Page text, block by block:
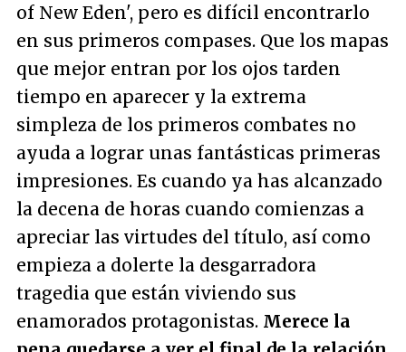
of New Eden', pero es difícil encontrarlo
en sus primeros compases. Que los mapas
que mejor entran por los ojos tarden
tiempo en aparecer y la extrema
simpleza de los primeros combates no
ayuda a lograr unas fantásticas primeras
impresiones. Es cuando ya has alcanzado
la decena de horas cuando comienzas a
apreciar las virtudes del título, así como
empieza a dolerte la desgarradora
tragedia que están viviendo sus
enamorados protagonistas. Merece la